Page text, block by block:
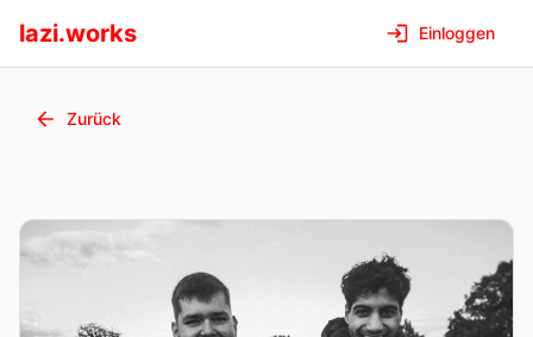
lazi.works Einloggen
Zurück